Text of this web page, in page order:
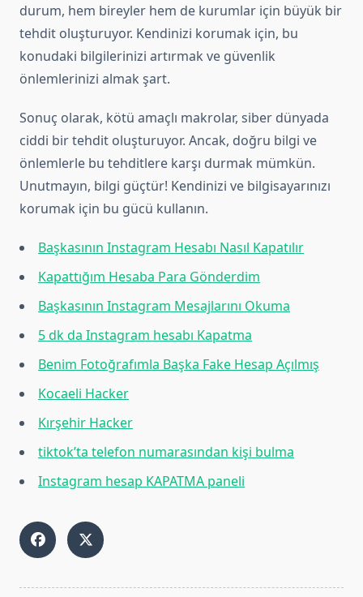
durum, hem bireyler hem de kurumlar için büyük bir
tehdit oluşturuyor. Kendinizi korumak için, bu
konudaki bilgilerinizi artırmak ve güvenlik
önlemlerinizi almak şart.
Sonuç olarak, kötü amaçlı makrolar, siber dünyada
ciddi bir tehdit oluşturuyor. Ancak, doğru bilgi ve
önlemlerle bu tehditlere karşı durmak mümkün.
Unutmayın, bilgi güçtür! Kendinizi ve bilgisayarınızı
korumak için bu gücü kullanın.
Başkasının Instagram Hesabı Nasıl Kapatılır
Kapattığım Hesaba Para Gönderdim
Başkasının Instagram Mesajlarını Okuma
5 dk da Instagram hesabı Kapatma
Benim Fotoğrafımla Başka Fake Hesap Açılmış
Kocaeli Hacker
Kırşehir Hacker
tiktok’ta telefon numarasından kişi bulma
Instagram hesap KAPATMA paneli